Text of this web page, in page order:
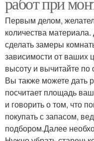
Первым делом,
количества
сделать замеры
зависимости от ваших
высоту и вычитайте
Вы также можете дать
посчитает площадь
и говорить о том, что
покупать с запасом,
подбором.Далее